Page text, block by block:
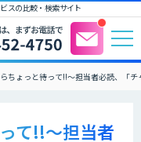
スの比較・検索サイト
ちょっと待って!!～担当者必読、「
て!!～担当者